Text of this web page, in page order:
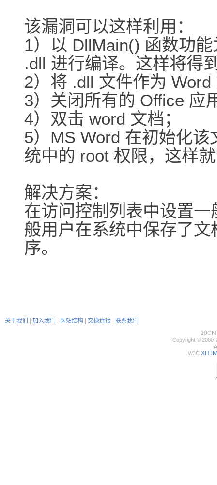
该漏洞可以这样利用：
1）以 DllMain() 函数功
.dll 进行编译。这样将得
2）将 .dll 文件作为
3）关闭所有的 Office 应
4）双击 word 文档；
5）MS Word 在初始化
统中的 root 权限，这样
解决方案：
在访问控制列表中设置
般用户在系统中保存了
序。
关于我们 加入我们 网站结构 交换连接
联系我们
20CN
Copyright © 2000-
W3C